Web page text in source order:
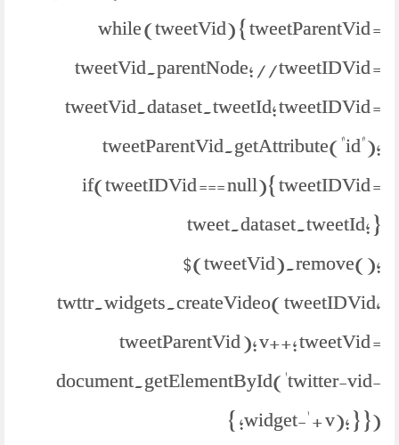
while (tweetVid) { tweetParentVid =
tweetVid.parentNode; //tweetIDVid =
tweetVid.dataset.tweetId; tweetIDVid =
tweetParentVid.getAttribute("id");
if(tweetIDVid === null){ tweetIDVid =
tweet.dataset.tweetId; }
$(tweetVid).remove();
twttr.widgets.createVideo( tweetIDVid,
tweetParentVid ); v++; tweetVid =
document.getElementById('twitter-vid-
widget-' + v); } }); }